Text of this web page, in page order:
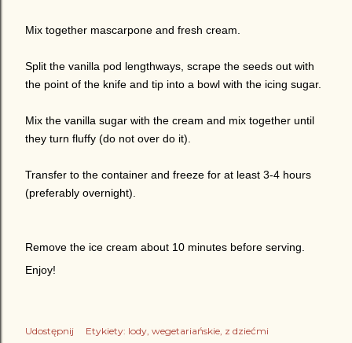
Mix together mascarpone and fresh cream.
Split the vanilla pod lengthways, scrape the seeds out with
the point of the knife and tip into a bowl with the icing sugar.
Mix the vanilla sugar with the cream and mix together until
they turn fluffy (do not over do it).
Transfer to the container and freeze for at least 3-4 hours
(preferably overnight).
Remove the ice cream about 10 minutes before serving.
Enjoy!
Udostępnij Etykiety: lody wegetariańskie z dziećmi